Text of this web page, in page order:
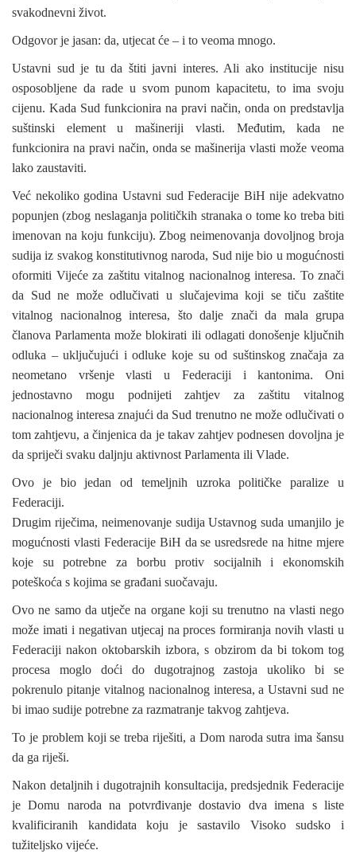
svakodnevni život.
Odgovor je jasan: da, utjecat će – i to veoma mnogo.
Ustavni sud je tu da štiti javni interes. Ali ako institucije nisu
osposobljene da rade u svom punom kapacitetu, to ima svoju
cijenu. Kada Sud funkcionira na pravi način, onda on predstavlja
suštinski element u mašineriji vlasti. Međutim, kada ne
funkcionira na pravi način, onda se mašinerija vlasti može veoma
lako zaustaviti.
Već nekoliko godina Ustavni sud Federacije BiH nije adekvatno
popunjen (zbog neslaganja političkih stranaka o tome ko treba biti
imenovan na koju funkciju). Zbog neimenovanja dovoljnog broja
sudija iz svakog konstitutivnog naroda, Sud nije bio u mogućnosti
oformiti Vijeće za zaštitu vitalnog nacionalnog interesa. To znači
da Sud ne može odlučivati u slučajevima koji se tiču zaštite
vitalnog nacionalnog interesa, što dalje znači da mala grupa
članova Parlamenta može blokirati ili odlagati donošenje ključnih
odluka – uključujući i odluke koje su od suštinskog značaja za
neometano vršenje vlasti u Federaciji i kantonima. Oni
jednostavno mogu podnijeti zahtjev za zaštitu vitalnog
nacionalnog interesa znajući da Sud trenutno ne može odlučivati o
tom zahtjevu, a činjenica da je takav zahtjev podnesen dovoljna je
da spriječi svaku daljnju aktivnost Parlamenta ili Vlade.
Ovo je bio jedan od temeljnih uzroka političke paralize u
Federaciji.
Drugim riječima, neimenovanje sudija Ustavnog suda umanjilo je
mogućnosti vlasti Federacije BiH da se usredsrede na hitne mjere
koje su potrebne za borbu protiv socijalnih i ekonomskih
poteškoća s kojima se građani suočavaju.
Ovo ne samo da utječe na organe koji su trenutno na vlasti nego
može imati i negativan utjecaj na proces formiranja novih vlasti u
Federaciji nakon oktobarskih izbora, s obzirom da bi tokom tog
procesa moglo doći do dugotrajnog zastoja ukoliko bi se
pokrenulo pitanje vitalnog nacionalnog interesa, a Ustavni sud ne
bi imao sudije potrebne za razmatranje takvog zahtjeva.
To je problem koji se treba riješiti, a Dom naroda sutra ima šansu
da ga riješi.
Nakon detaljnih i dugotrajnih konsultacija, predsjednik Federacije
je Domu naroda na potvrđivanje dostavio dva imena s liste
kvalificiranih kandidata koju je sastavilo Visoko sudsko i
tužiteljsko vijeće.